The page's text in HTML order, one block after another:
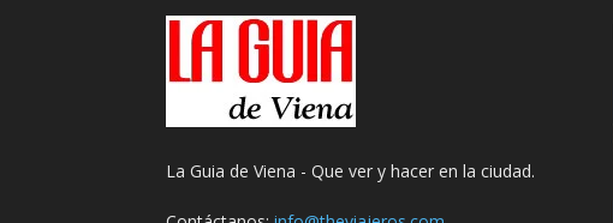
La Guia de Viena - Que ver y hacer en la ciudad.